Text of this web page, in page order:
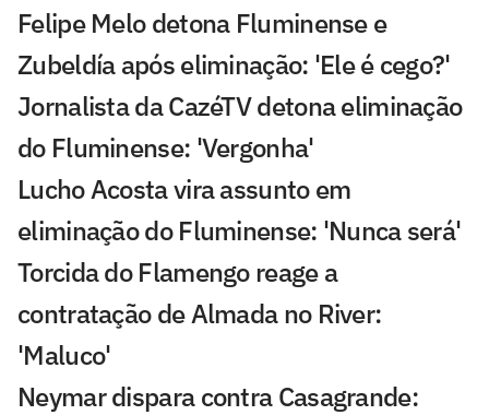
Felipe Melo detona Fluminense e
Zubeldía após eliminação: 'Ele é cego?'
Jornalista da CazéTV detona eliminação
do Fluminense: 'Vergonha'
Lucho Acosta vira assunto em
eliminação do Fluminense: 'Nunca será'
Torcida do Flamengo reage a
contratação de Almada no River:
'Maluco'
Neymar dispara contra Casagrande: